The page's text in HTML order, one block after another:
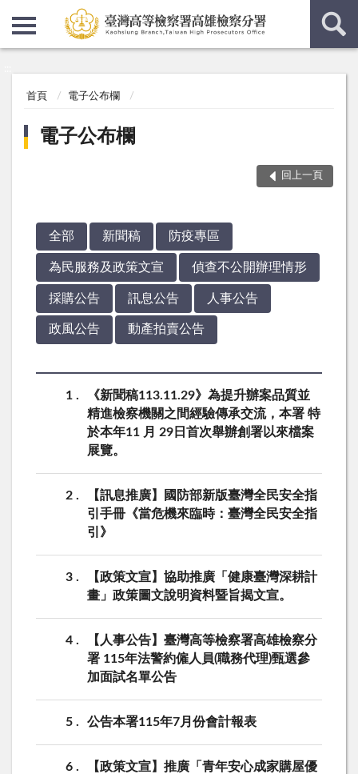
首頁 電子公布欄
電子公布欄
回上一頁
全部 新聞稿 防疫專區
為民服務及政策文宣 偵查不公開辦理情形
採購公告 訊息公告 人事公告
政風公告 動產拍賣公告
1
《新聞稿113.11.29》為提升辦案品質並
精進檢察機關之間經驗傳承交流，本署 特
於本年11 月 29日首次舉辦創署以來檔案
展覽。
2
【訊息推廣】國防部新版臺灣全民安全指
引手冊《當危機來臨時：臺灣全民安全指
引》
3
【政策文宣】協助推廣「健康臺灣深耕計
畫」政策圖文說明資料暨旨揭文宣。
4
【人事公告】臺灣高等檢察署高雄檢察分
署 115年法警約僱人員(職務代理)甄選參
加面試名單公告
5 公告本署115年7月份會計報表
6
【政策文宣】推廣「青年安心成家購屋優